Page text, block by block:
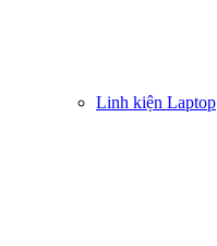
Linh kiện Laptop